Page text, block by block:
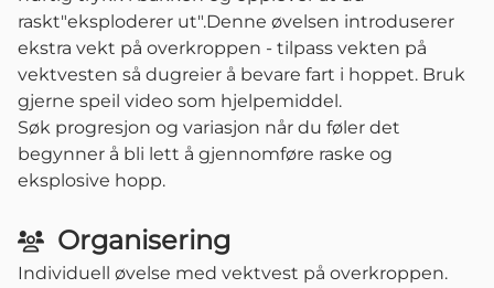
raskt"eksploderer ut".Denne øvelsen introduserer
ekstra vekt på overkroppen - tilpass vekten på
vektvesten så dugreier å bevare fart i hoppet. Bruk
gjerne speil video som hjelpemiddel.
Søk progresjon og variasjon når du føler det
begynner å bli lett å gjennomføre raske og
eksplosive hopp.
Organisering
Individuell øvelse med vektvest på overkroppen.